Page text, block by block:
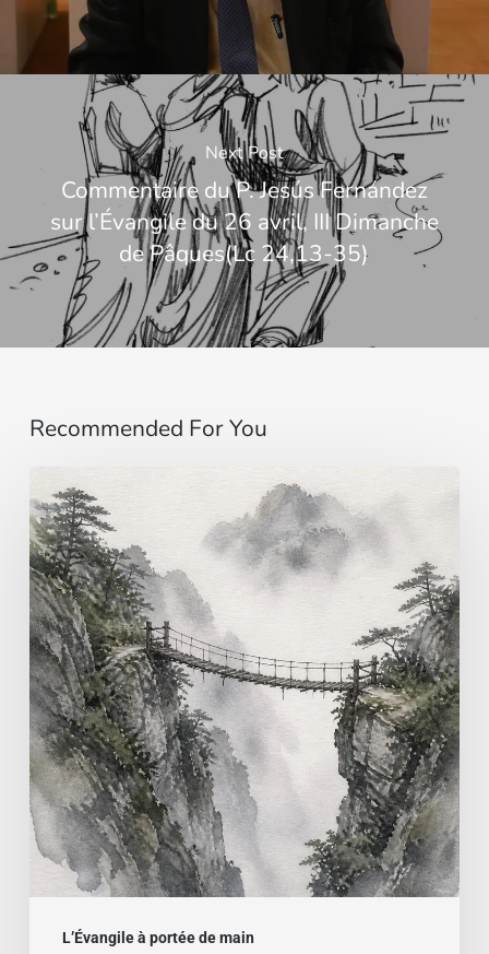
Next Post
Commentaire du P. Jesús Fernández
sur l’Évangile du 26 avril, III Dimanche
de Pâques(Lc 24,13-35)
Recommended For You
L’Évangile à portée de main
Evangile
du
9
août